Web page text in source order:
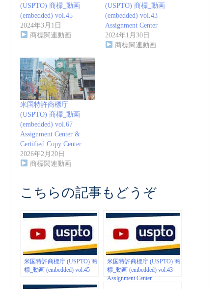
(USPTO) 商標_動画
(embedded) vol.45
2024年3月1日
商標関連動画
(USPTO) 商標_動画
(embedded) vol.43
Assignment Center
2024年1月30日
商標関連動画
米国特許商標庁
(USPTO) 商標_動画
(embedded) vol.67
Assignment Center &
Certified Copy Center
2026年2月20日
商標関連動画
こちらの記事もどうぞ
米国特許商標庁 (USPTO) 商
標_動画 (embedded) vol.45
米国特許商標庁 (USPTO) 商
標_動画 (embedded) vol.43
Assignment Center